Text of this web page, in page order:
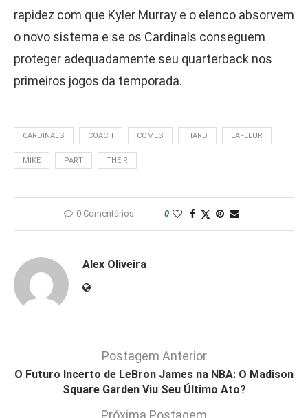
rapidez com que Kyler Murray e o elenco absorvem
o novo sistema e se os Cardinals conseguem
proteger adequadamente seu quarterback nos
primeiros jogos da temporada.
CARDINALS COACH COMES HARD LAFLEUR
MIKE PART THEIR
0 Comentários 0
Alex Oliveira
Postagem Anterior
O Futuro Incerto de LeBron James na NBA: O Madison
Square Garden Viu Seu Último Ato?
Próxima Postagem